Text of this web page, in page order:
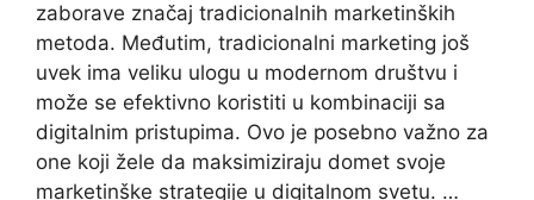
zaborave značaj tradicionalnih marketinških
metoda. Međutim, tradicionalni marketing još
uvek ima veliku ulogu u modernom društvu i
može se efektivno koristiti u kombinaciji sa
digitalnim pristupima. Ovo je posebno važno za
one koji žele da maksimiziraju domet svoje
marketinške strategije u digitalnom svetu. …